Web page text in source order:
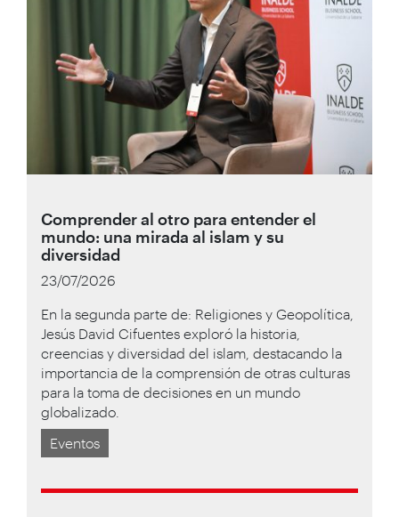
Comprender al otro para entender el
mundo: una mirada al islam y su
diversidad
23/07/2026
En la segunda parte de: Religiones y Geopolítica,
Jesús David Cifuentes exploró la historia,
creencias y diversidad del islam, destacando la
importancia de la comprensión de otras culturas
para la toma de decisiones en un mundo
globalizado.
Eventos